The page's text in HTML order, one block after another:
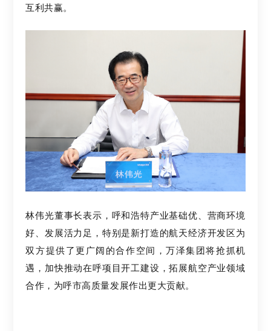
互利共赢。
林伟光董事长表示，呼和浩特产业基础优、营商环境
好、发展活力足，特别是新打造的航天经济开发区为
双方提供了更广阔的合作空间，万泽集团将抢抓机
遇，加快推动在呼项目开工建设，拓展航空产业领域
合作，为呼市高质量发展作出更大贡献。